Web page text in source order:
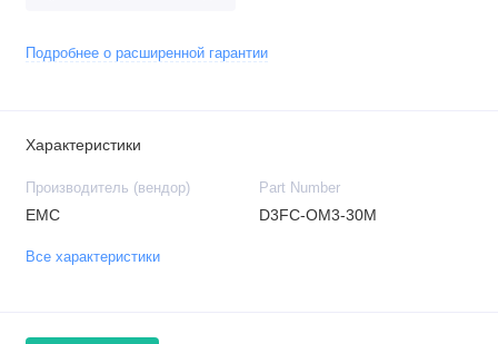
Подробнее о расширенной гарантии
Характеристики
Производитель (вендор)
EMC
Part Number
D3FC-OM3-30M
Все характеристики